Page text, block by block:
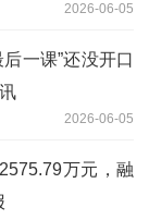
2026-06-05
一课”还没开口
2026-06-05
万元，融